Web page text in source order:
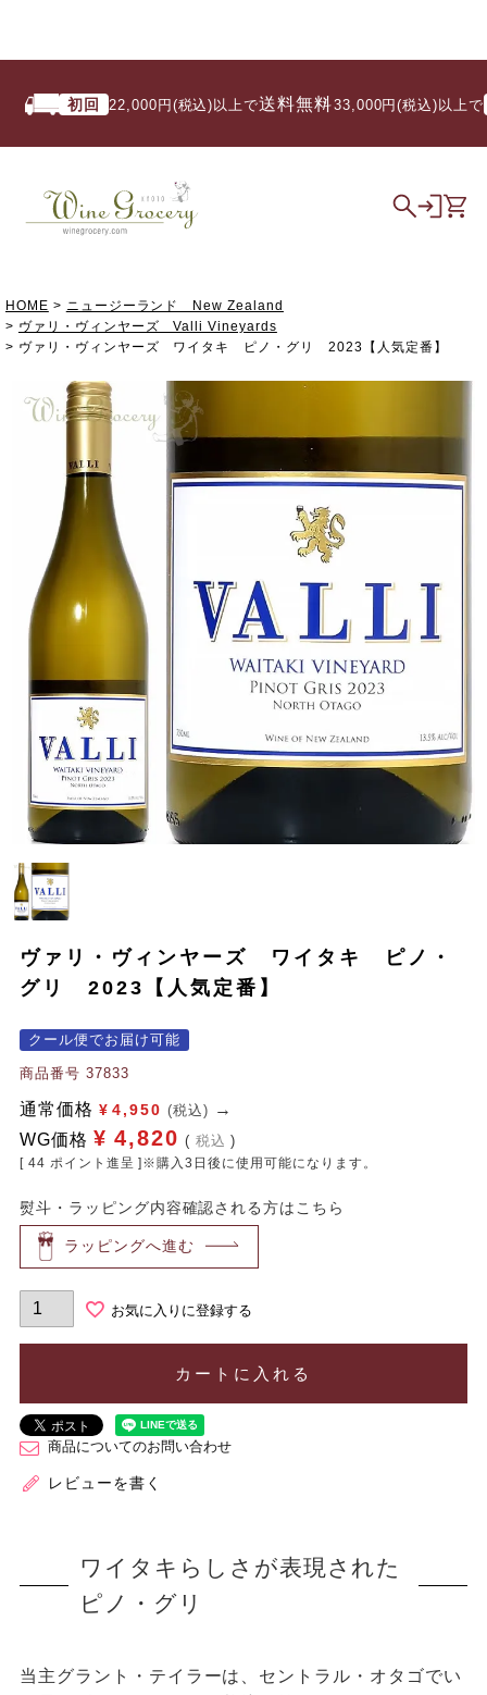
初回 22,000円(税込)以上で送料無料/ 33,000円(税込)以上で い
HOME
ニュージーランド New Zealand
ヴァリ・ヴィンヤーズ Valli Vineyards
ヴァリ・ヴィンヤーズ ワイタキ ピノ・グリ 2023【人気定番】
ヴァリ・ヴィンヤーズ ワイタキ ピノ・
グリ 2023【人気定番】
クール便でお届け可能
商品番号 37833
通常価格 ¥ 4,950 (税込)
WG価格 ¥ 4,820 税込
[ 44 ポイント進呈 ]※購入3日後に使用可能になります。
熨斗・ラッピング内容確認される方はこちら
ラッピングへ進む
お気に入りに登録する
カートに入れる
商品についてのお問い合わせ
レビューを書く
ワイタキらしさが表現された
ピノ・グリ
当主グラント・テイラーは、セントラル・オタゴでい